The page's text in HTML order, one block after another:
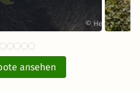
ab65 €
Wien
ansehen